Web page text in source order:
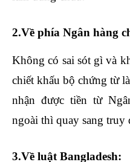
2.Về phía Ngân hàng
Không có sai sót gì và
chiết khấu bộ chứng từ
nhận được tiền từ
ngoài thì quay sang
3.Về luật Bangladesh: